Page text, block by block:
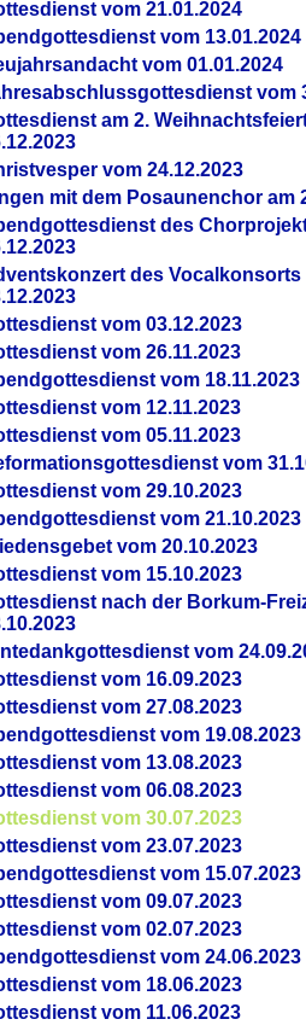
vom 21.01.2024
vom 13.01.2024
vom 01.01.2024
vom
am 2.
vom 24.12.2023
mit dem Posaunenchor am
des
des Vocalkonsorts
vom 03.12.2023
vom 26.11.2023
vom 18.11.2023
vom 12.11.2023
vom 05.11.2023
vom
vom 29.10.2023
vom 21.10.2023
vom 20.10.2023
vom 15.10.2023
nach der Borkum-
vom
vom 16.09.2023
vom 27.08.2023
vom 19.08.2023
vom 13.08.2023
vom 06.08.2023
vom 30.07.2023
vom 23.07.2023
vom 15.07.2023
vom 09.07.2023
vom 02.07.2023
vom 24.06.2023
vom 18.06.2023
vom 11.06.2023